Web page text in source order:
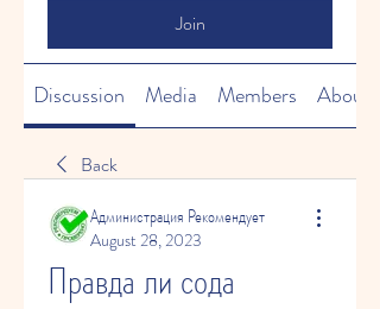
Join
Discussion Media Members About
Back
Администрация Рекомендует
August 28, 2023
Правда ли сода